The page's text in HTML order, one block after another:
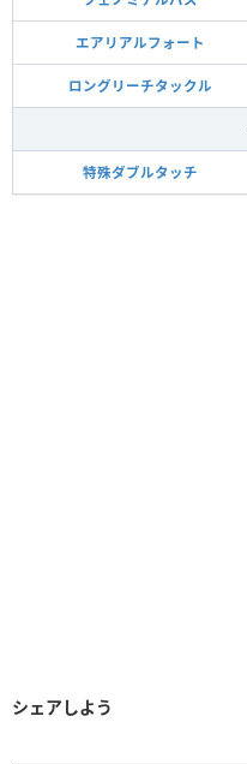
エアリアルフォート
ロングリーチタックル
特殊ダブルタッチ
シェアしよう